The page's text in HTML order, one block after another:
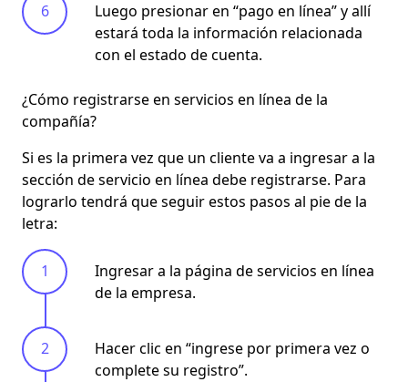
Luego presionar en “pago en línea” y allí
estará toda la información relacionada
con el estado de cuenta.
¿Cómo registrarse en servicios en línea de la
compañía?
Si es la primera vez que un cliente va a ingresar a la
sección de servicio en línea debe registrarse. Para
lograrlo tendrá que seguir estos pasos al pie de la
letra:
Ingresar a la página de servicios en línea
de la empresa.
Hacer clic en “ingrese por primera vez o
complete su registro”.